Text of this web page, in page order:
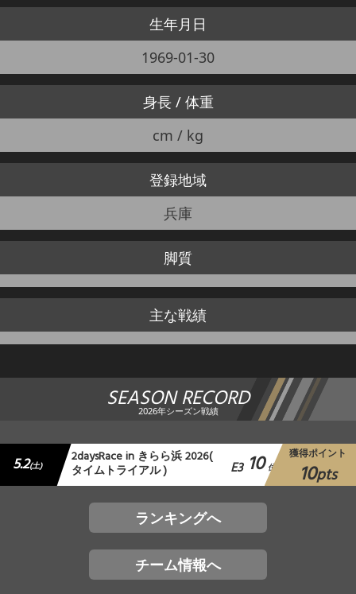
生年月日
1969-01-30
身長 / 体重
cm / kg
登録地域
兵庫
脚質
主な戦績
SEASON RECORD
2026年シーズン戦績
5.2(土) 2daysRace in きらら浜 2026(
タイムトライアル ) E3 10 位
獲得ポイント
10pts
ランキングへ
チーム情報へ